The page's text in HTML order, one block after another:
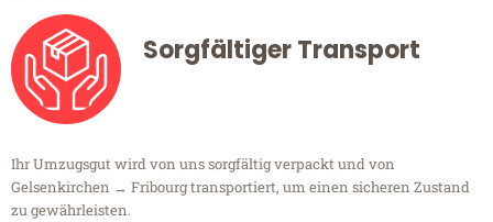
Sorgfältiger Transport
Ihr Umzugsgut wird von uns sorgfältig verpackt und von
Gelsenkirchen → Fribourg transportiert, um einen sicheren Zustand
zu gewährleisten.